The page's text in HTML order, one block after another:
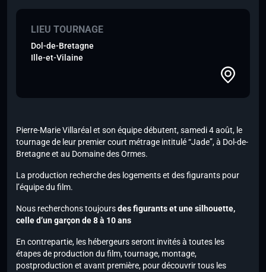
LIEU TOURNAGE
Dol-de-Bretagne
Ille-et-Vilaine
Pierre-Marie Villaréal et son équipe débutent, samedi 4 août, le
tournage de leur premier court métrage intitulé “Jade”, à Dol-de-
Bretagne et au Domaine des Ormes.
La production recherche des logements et des figurants pour
l’équipe du film.
Nous recherchons toujoursdes figurants et une silhouette,
celle d’un garçon de 8 à 10 ans
En contrepartie, les hébergeurs seront invités à toutes les
étapes de production du film, tournage, montage,
postproduction et avant première, pour découvrir tous les